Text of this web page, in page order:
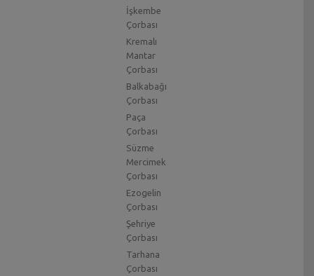
İşkembe
Çorbası
Kremalı
Mantar
Çorbası
Balkabağı
Çorbası
Paça
Çorbası
Süzme
Mercimek
Çorbası
Ezogelin
Çorbası
Şehriye
Çorbası
Tarhana
Çorbası